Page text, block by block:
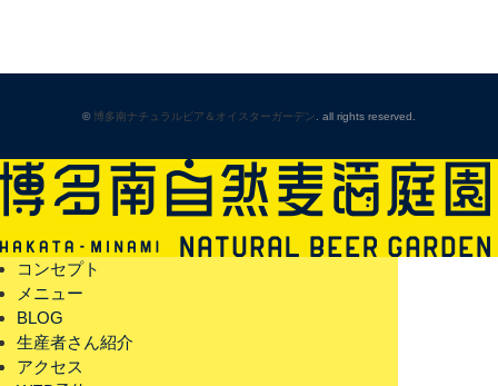
©博多南ナチュラルビア＆オイスターガーデン . all rights reserved.
コンセプト
メニュー
BLOG
生産者さん紹介
アクセス